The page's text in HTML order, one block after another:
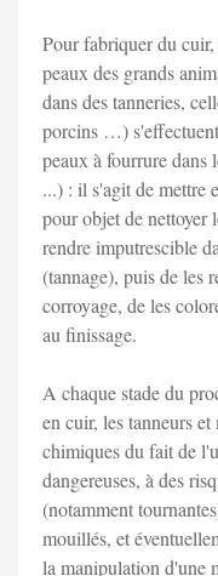
Pour fabriquer du
peaux des grands
dans des tanneries,
porcins …) s'effectuent
peaux à fourrure dans
...) : il s'agit de mettre
pour objet de nettoyer
rendre imputrescible
(tannage), puis de les
corroyage, de les
au finissage.
A chaque stade du
en cuir, les tanneurs et
chimiques du fait de
dangereuses, à des
(notamment
mouillés, et
la manipulation d'une